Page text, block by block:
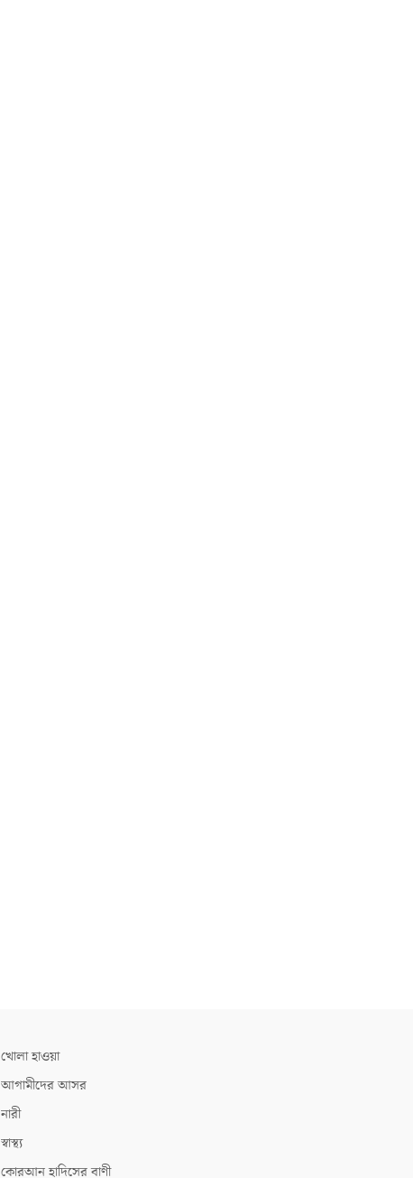
খোলা হাওয়া
আগামীদের আসর
নারী
স্বাস্থ্য
কোরআন হাদিসের বাণী